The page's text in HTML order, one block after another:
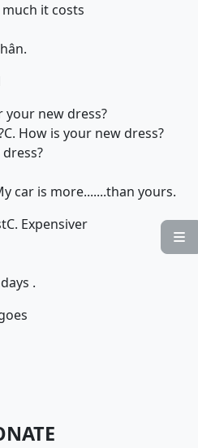

much it costs
your new dress?
C. How is your new dress?
car is more.......than yours.
C. Expensiver
.